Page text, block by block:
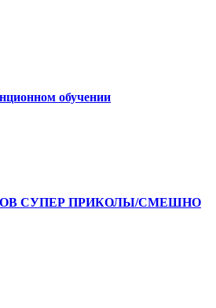
обучении
СУПЕР ПРИКОЛЫ/СМЕШНО